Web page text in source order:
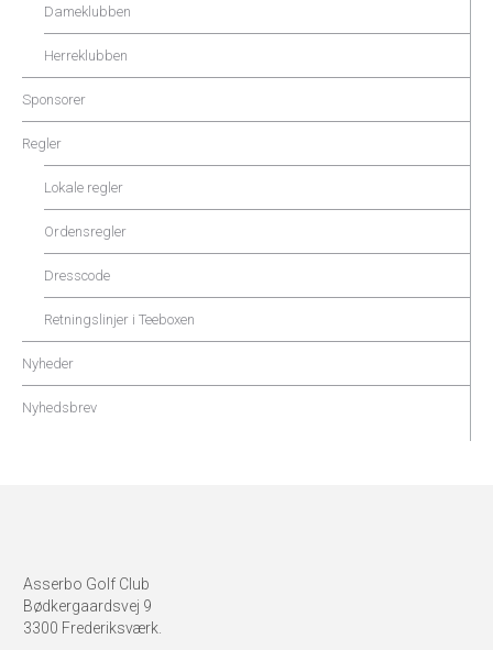
Dameklubben
Herreklubben
Sponsorer
Regler
Lokale regler
Ordensregler
Dresscode
Retningslinjer i Teeboxen
Nyheder
Nyhedsbrev
Asserbo Golf Club
Bødkergaardsvej 9
3300 Frederiksværk.